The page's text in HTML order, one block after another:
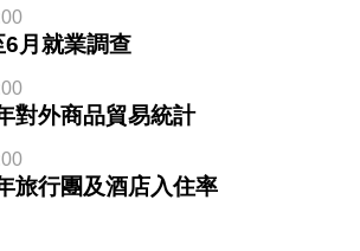
月就業調查
對外商品貿易統計
旅行團及酒店入住率